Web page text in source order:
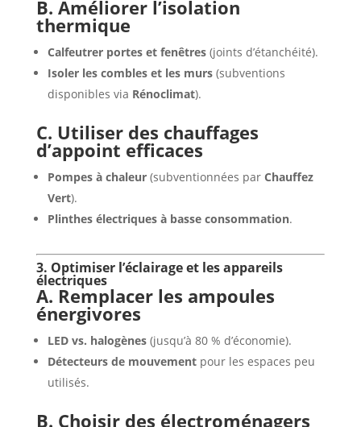
B. Améliorer l’isolation
thermique
Calfeutrer portes et fenêtres(joints d’étanchéité).
Isoler les combles et les murs(subventions
disponibles via Rénoclimat).
C. Utiliser des chauffages
d’appoint efficaces
Pompes à chaleur(subventionnées par Chauffez
Vert).
Plinthes électriques à basse consommation.
3. Optimiser l’éclairage et les appareils
électriques
A. Remplacer les ampoules
énergivores
LED vs. halogènes(jusqu’à 80 % d’économie).
Détecteurs de mouvementpour les espaces peu
utilisés.
B. Choisir des électroménagers